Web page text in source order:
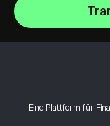
Eine Plattform für
NVIDIA
Hilfezentrum
Konto eröffnen
Wie funktioniert
Was sind Hebel
Warum eToro